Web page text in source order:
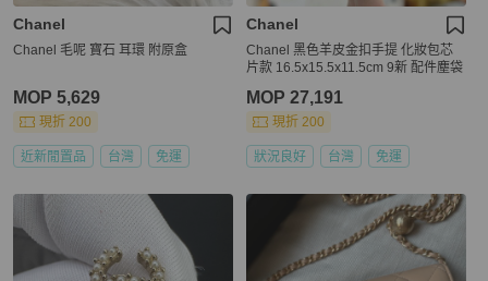
Chanel
Chanel 毛呢 寶石 耳環 附原盒
MOP 5,629
現折 200
近新閒置品 台灣 免運
Chanel
Chanel 黑色羊皮金扣手提 化妝包芯
片款 16.5x15.5x11.5cm 9新 配件塵袋
MOP 27,191
現折 200
狀況良好 台灣 免運